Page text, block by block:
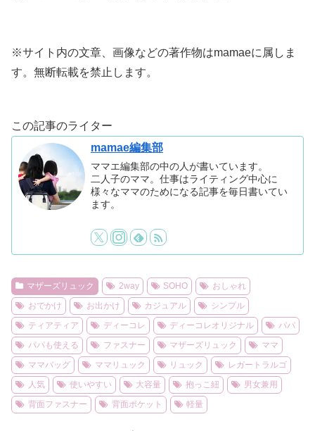
※サイト内の文章、画像などの著作物はmamaeに属しま
す。無断転載を禁止します。
この記事のライター
mamae編集部
ママエ編集部の中の人が書いています。
二人子のママ。仕事はライティング中心に
様々なママのためになる記事を毎日書いてい
ます。
マザーズリュック 2way SOHO
おしゃれ
おでかけ
お出かけ カジュアル
シンプル
ティアティア
ディーコレ ディーコレオリジナル
パパ
パパも使える
ファスナー マザーズリュック
ママ
ママバッグ
ママリュック リュック
レガートラルゴ
人気
使いやすい 大容量 抱っこ紐
男女兼用
背面ファスナー
背面ポケット 軽量